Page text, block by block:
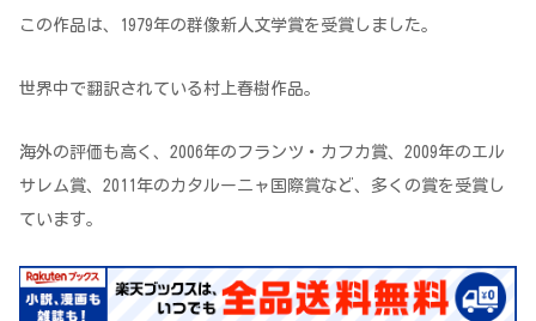
この作品は、1979年の群像新人文学賞を受賞しました。
世界中で翻訳されている村上春樹作品。
海外の評価も高く、2006年のフランツ・カフカ賞、2009年のエル
サレム賞、2011年のカタルーニャ国際賞など、多くの賞を受賞し
ています。